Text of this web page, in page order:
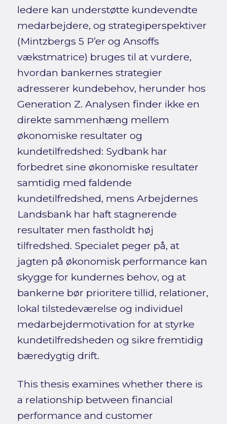
ledere kan understøtte kundevendte
medarbejdere, og strategiperspektiver
(Mintzbergs 5 P’er og Ansoffs
vækstmatrice) bruges til at vurdere,
hvordan bankernes strategier
adresserer kundebehov, herunder hos
Generation Z. Analysen finder ikke en
direkte sammenhæng mellem
økonomiske resultater og
kundetilfredshed: Sydbank har
forbedret sine økonomiske resultater
samtidig med faldende
kundetilfredshed, mens Arbejdernes
Landsbank har haft stagnerende
resultater men fastholdt høj
tilfredshed. Specialet peger på, at
jagten på økonomisk performance kan
skygge for kundernes behov, og at
bankerne bør prioritere tillid, relationer,
lokal tilstedeværelse og individuel
medarbejdermotivation for at styrke
kundetilfredsheden og sikre fremtidig
bæredygtig drift.
This thesis examines whether there is
a relationship between financial
performance and customer